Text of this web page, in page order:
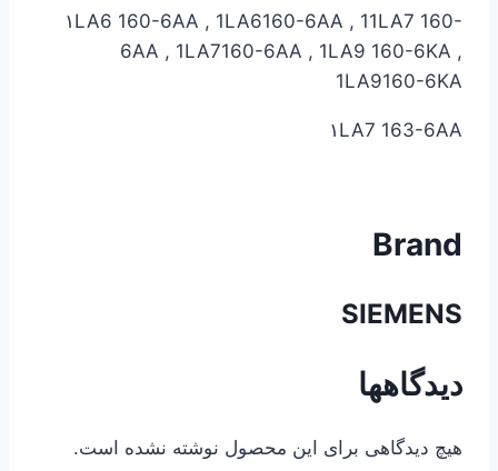
۱LA6 160-6AA , 1LA6160-6AA , 11LA7 160-
6AA , 1LA7160-6AA , 1LA9 160-6KA ,
1LA9160-6KA
۱LA7 163-6AA
Brand
SIEMENS
دیدگاهها
هیچ دیدگاهی برای این محصول نوشته نشده است.